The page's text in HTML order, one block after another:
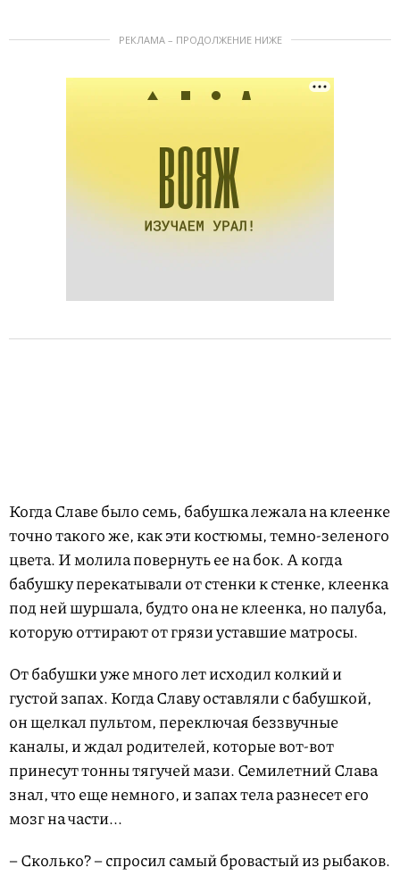
РЕКЛАМА – ПРОДОЛЖЕНИЕ НИЖЕ
Когда Славе было семь, бабушка лежала на клеенке
точно такого же, как эти костюмы, темно-зеленого
цвета. И молила повернуть ее на бок. А когда
бабушку перекатывали от стенки к стенке, клеенка
под ней шуршала, будто она не клеенка, но палуба,
которую оттирают от грязи уставшие матросы.
От бабушки уже много лет исходил колкий и
густой запах. Когда Славу оставляли с бабушкой,
он щелкал пультом, переключая беззвучные
каналы, и ждал родителей, которые вот-вот
принесут тонны тягучей мази. Семилетний Слава
знал, что еще немного, и запах тела разнесет его
мозг на части...
– Сколько? – спросил самый бровастый из рыбаков.